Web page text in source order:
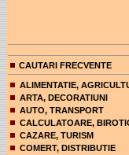
CAUTARI FRECVENTE
ALIMENTATIE,
ARTA, DECORATIUNI
AUTO, TRANSPORT
CALCULATOARE,
CAZARE, TURISM
COMERT, DISTRIBUTIE